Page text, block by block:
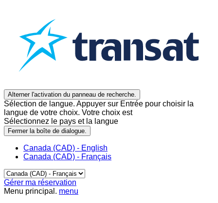
Alterner l'activation du panneau de recherche.
Sélection de langue. Appuyer sur Entrée pour choisir la
langue de votre choix. Votre choix est
Sélectionnez le pays et la langue
Fermer la boîte de dialogue.
Canada (CAD) - English
Canada (CAD) - Français
Gérer ma réservation
Menu principal. menu